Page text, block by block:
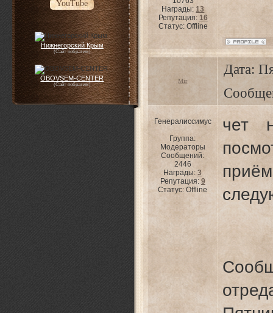
YouTube
Нижнегорский Крым
(Сайт побратим)
OBOVSEM-CENTER
(Сайт побратим)
Награды:13
Репутация: 16
Статус: Offline
Mir
Дата:
Генералиссимус
Группа:
Модераторы
Сообщений:
2446
Награды:3
Репутация: 9
Статус:Offline
чет